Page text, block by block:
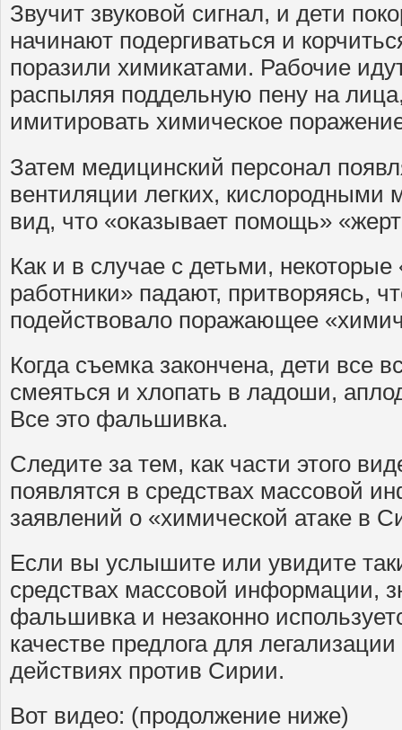
Звучит звуковой сигнал, и дети
начинают подергиваться и
поразили химикатами. Рабочие
распыляя поддельную пену на
имитировать химическое
Затем медицинский персонал
вентиляции легких, кислородными
вид, что «оказывает помощь»
Как и в случае с детьми,
работники» падают, притворяясь,
подействовало поражающее
Когда съемка закончена, дети все
смеяться и хлопать в ладоши,
Все это фальшивка.
Следите за тем, как части этого
появлятся в средствах массовой
заявлений о «химической атаке в
Если вы услышите или увидите
средствах массовой информации,
фальшивка и незаконно
качестве предлога для
действиях против Сирии.
Вот видео: (продолжение ниже)